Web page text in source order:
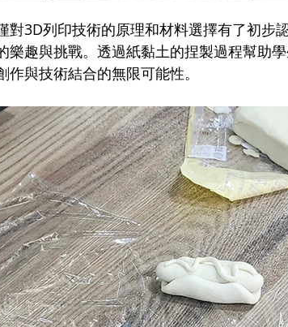
對3D列印技術的原理和材料選擇有了初步
樂趣與挑戰。透過紙黏土的捏製過程幫助
與技術結合的無限可能性。